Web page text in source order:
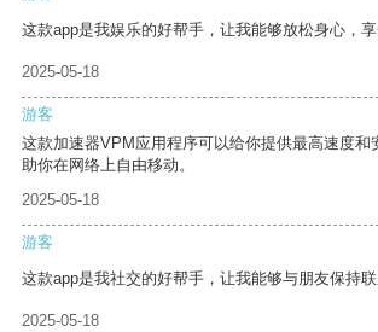
这款app是我娱乐的好帮手，让我能够放松身心，享
2025-05-18
游客
这款加速器VPM应用程序可以给你提供最高速度和
助你在网络上自由移动。
2025-05-18
游客
这款app是我社交的好帮手，让我能够与朋友保持联
2025-05-18